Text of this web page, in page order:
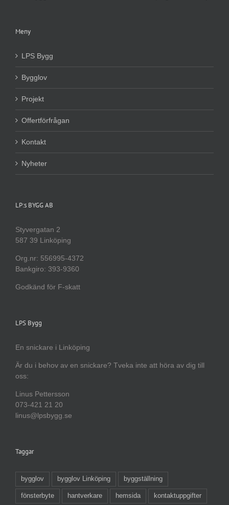
Meny
LPS Bygg
Bygglov
Projekt
Offertförfrågan
Kontakt
Nyheter
LP:s BYGG AB
Styvergatan 2
587 39 Linköping
Org.nr: 556995-4372
Bankgiro: 393-9360
Godkänd för F-skatt
LPS Bygg
En snickare i Linköping
Är du i behov av en snickare? Tveka inte att höra av dig till
oss:
Linus Pettersson
073-421 21 20
linus@lpsbygg.se
Taggar
bygglov bygglov Linköping byggställning
fönsterbyte hantverkare hemsida kontaktuppgifter